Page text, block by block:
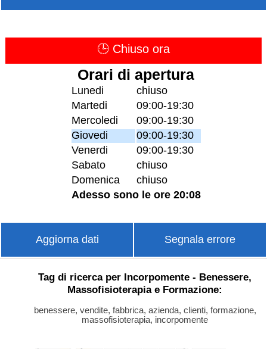
🕒 Chiuso ora
Orari di apertura
Lunedi
chiuso
Martedi
09:00-19:30
Mercoledi
09:00-19:30
Giovedi
09:00-19:30
Venerdi
09:00-19:30
Sabato
chiuso
Domenica
chiuso
Adesso sono le ore 20:08
Aggiorna dati Segnala errore
Tag di ricerca per Incorpomente - Benessere,
Massofisioterapia e Formazione:
benessere, vendite, fabbrica, azienda, clienti, formazione,
massofisioterapia, incorpomente